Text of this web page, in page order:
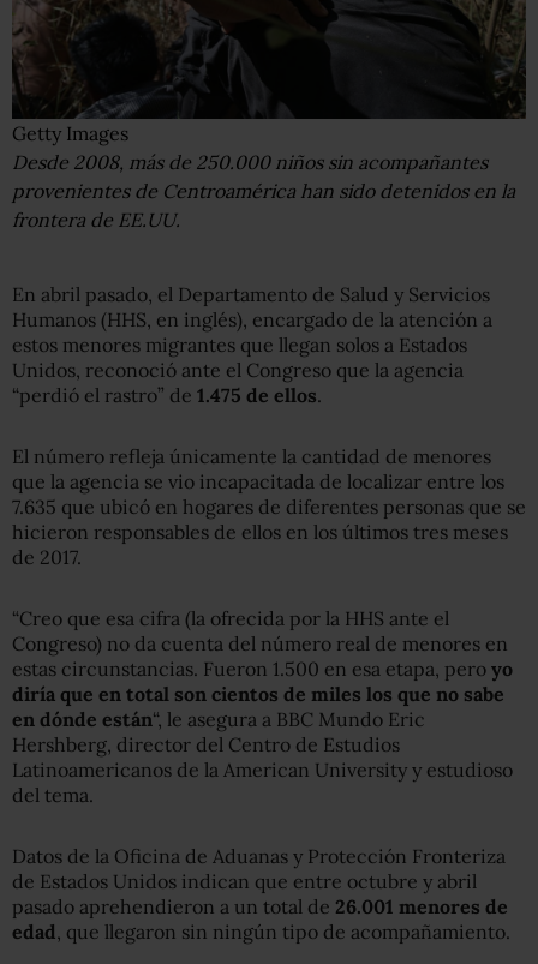
Getty Images
Desde 2008, más de 250.000 niños sin acompañantes
provenientes de Centroamérica han sido detenidos en la
frontera de EE.UU.
En abril pasado, el Departamento de Salud y Servicios
Humanos (HHS, en inglés), encargado de la atención a
estos menores migrantes que llegan solos a Estados
Unidos, reconoció ante el Congreso que la agencia
“perdió el rastro” de 1.475 de ellos.
El número refleja únicamente la cantidad de menores
que la agencia se vio incapacitada de localizar entre los
7.635 que ubicó en hogares de diferentes personas que se
hicieron responsables de ellos en los últimos tres meses
de 2017.
“Creo que esa cifra (la ofrecida por la HHS ante el
Congreso) no da cuenta del número real de menores en
estas circunstancias. Fueron 1.500 en esa etapa, pero yo
diría que en total son cientos de miles los que no sabe
en dónde están“, le asegura a BBC Mundo Eric
Hershberg, director del Centro de Estudios
Latinoamericanos de la American University y estudioso
del tema.
Datos de la Oficina de Aduanas y Protección Fronteriza
de Estados Unidos indican que entre octubre y abril
pasado aprehendieron a un total de 26.001 menores de
edad , que llegaron sin ningún tipo de acompañamiento.